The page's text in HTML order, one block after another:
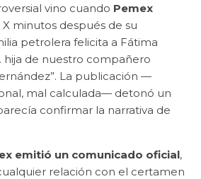
vino cuando Pemex
minutos después de su
petrolera felicita a Fátima
hija de nuestro compañero
La publicación —
mal calculada— detonó un
confirmar la narrativa de
emitió un comunicado oficial,
relación con el certamen